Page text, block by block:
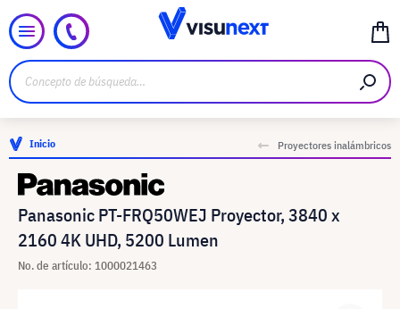
Inicio Proyectores inalámbricos
Panasonic PT-FRQ50WEJ Proyector, 3840 x
2160 4K UHD, 5200 Lumen
No. de artículo: 1000021463